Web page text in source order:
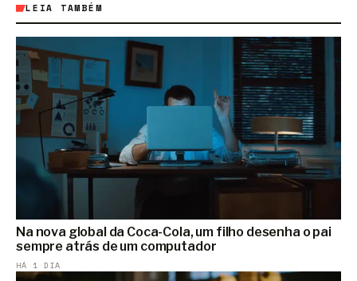
LEIA TAMBÉM
Na nova global da Coca-Cola, um filho desenha o pai
sempre atrás de um computador
HÁ 1 DIA